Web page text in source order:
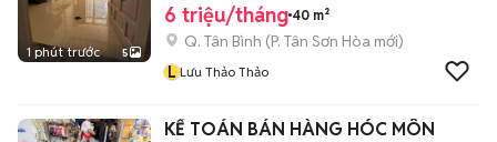
1 phút trước 5
6 triệu/tháng 40 m²
Q. Tân Bình (P. Tân Sơn Hòa mới)
L Lưu Thảo Thảo
KẾ TOÁN BÁN HÀNG HÓC MÔN